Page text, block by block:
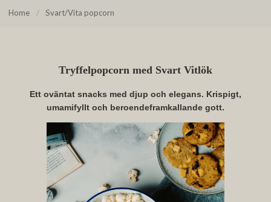
Home / Svart/Vita popcorn
Tryffelpopcorn med Svart Vitlök
Ett oväntat snacks med djup och elegans. Krispigt,
umamifyllt och beroendeframkallande gott.